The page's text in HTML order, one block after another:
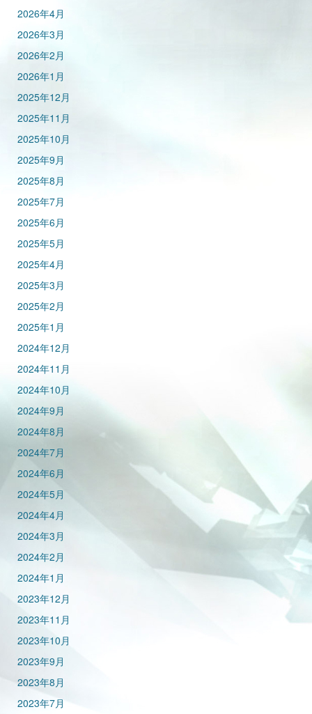
2026年4月
2026年3月
2026年2月
2026年1月
2025年12月
2025年11月
2025年10月
2025年9月
2025年8月
2025年7月
2025年6月
2025年5月
2025年4月
2025年3月
2025年2月
2025年1月
2024年12月
2024年11月
2024年10月
2024年9月
2024年8月
2024年7月
2024年6月
2024年5月
2024年4月
2024年3月
2024年2月
2024年1月
2023年12月
2023年11月
2023年10月
2023年9月
2023年8月
2023年7月